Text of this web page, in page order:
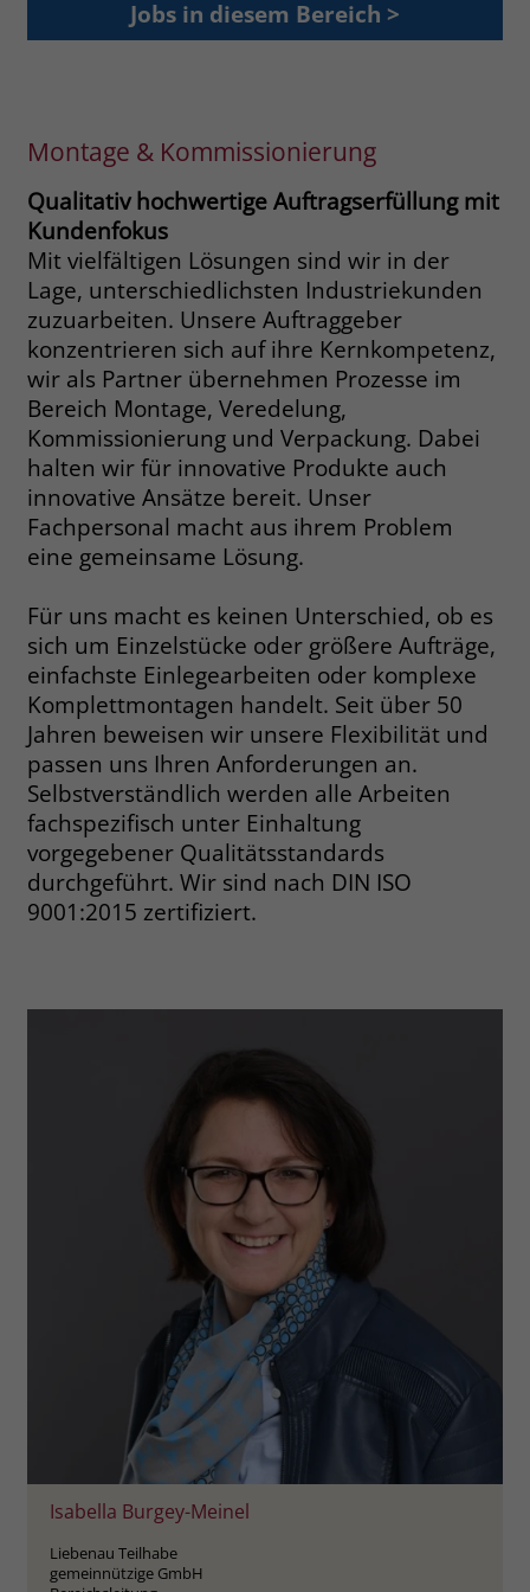
Jobs in diesem Bereich >
Montage & Kommissionierung
Qualitativ hochwertige Auftragserfüllung mit
Kundenfokus
Mit vielfältigen Lösungen sind wir in der
Lage, unterschiedlichsten Industriekunden
zuzuarbeiten. Unsere Auftraggeber
konzentrieren sich auf ihre Kernkompetenz,
wir als Partner übernehmen Prozesse im
Bereich Montage, Veredelung,
Kommissionierung und Verpackung. Dabei
halten wir für innovative Produkte auch
innovative Ansätze bereit. Unser
Fachpersonal macht aus ihrem Problem
eine gemeinsame Lösung.
Für uns macht es keinen Unterschied, ob es
sich um Einzelstücke oder größere Aufträge,
einfachste Einlegearbeiten oder komplexe
Komplettmontagen handelt. Seit über 50
Jahren beweisen wir unsere Flexibilität und
passen uns Ihren Anforderungen an.
Selbstverständlich werden alle Arbeiten
fachspezifisch unter Einhaltung
vorgegebener Qualitätsstandards
durchgeführt. Wir sind nach DIN ISO
9001:2015 zertifiziert.
Isabella Burgey-Meinel
Liebenau Teilhabe
gemeinnützige GmbH
Laufzeit Session
Zweck
Behält die Zustände des Benutzers bei
allen Seitenanfragen bei.
Name cookie_optin
Anbieter www.stiftung-liebenau.de
Laufzeit 1 Monat
Zweck
Behält die Zustimmung des Benutzers
zum Cookie Opt-In
Name __cf_bm
Anbieter .fonts.net
Laufzeit 30 Minuten
Zweck
This cookie, set by Cloudflare, is used to
support Cloudflare Bot Management.
Name JSessionID
Anbieter jobs.stiftung-liebenau.de
Laufzeit Session
Browsers und die Einstellungen
exklusiv für diese Website zu speichern.
werden, mit derselben
Name _clsk
Anbieter www.clarity.ms
Laufzeit 1 Jahr
Zweck
Microsoft Clarity setzt dieses Cookie,
um die Seitenaufrufe eines Benutzers
zu speichern und in einer einzigen
Sitzungsaufzeichnung
zusammenzufassen.
Anbieter Google Ads
Laufzeit 90 Tage
Zweck Enthält eine zufallsgenerierte User-ID.
Name _gcl_aw
Anbieter Google Ads
Laufzeit 90 Tage
Es enthält Informationen darüber,
welche Werbeanzeige geklickt wurde,
sodass erzielte Erfolge wie z.B.
Bestellungen oder Kontaktanfragen der
Anzeige zugewiesen werden können.
_gcl_dc
Google Ads
90 Tage
Dieses Cookie wird gesetzt, wenn ein
User über einen Klick auf eine Google
Werbeanzeige auf die Website gelangt.
Es enthält Informationen darüber,
welche Werbeanzeige geklickt wurde,
sodass erzielte Erfolge wie z.B.
Anzeige zugewiesen werden können.